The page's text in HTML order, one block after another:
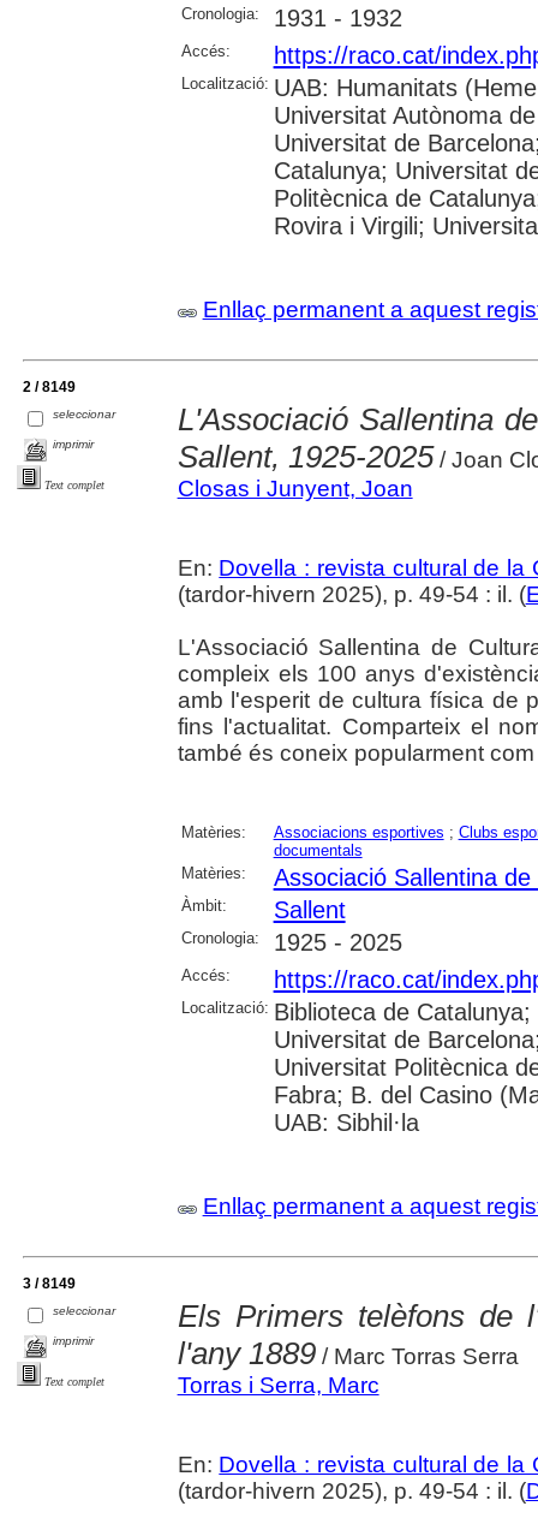
Cronologia: 1931 - 1932
Accés: https://raco.cat/
Localització: UAB: Humanitats
Universitat Autònoma
Universitat de
Catalunya; Universitat
Politècnica de
Rovira i Virgili;
Enllaç permanent a aquest
2 / 8149
seleccionar
imprimir
Text complet
L'Associació Sallentina
Sallent, 1925-2025/ Joan
Closas i Junyent, Joan
En: Dovella : revista cultural de la
(tardor-hivern 2025), p. 49-54 : il. (
L'Associació Sallentina de
compleix els 100 anys
amb l'esperit de cultura física de
fins l'actualitat. Comparteix el
també és coneix popularment
Matèries: Associacions esportives ; Clubs
documentals
Matèries:
Associació Sallentina
Àmbit: Sallent
Cronologia: 1925 - 2025
Accés: https://raco.cat/
Localització: Biblioteca de
Universitat de
Universitat Politècnica
Fabra; B. del Casino
UAB: Sibhil·la
Enllaç permanent a aquest
3 / 8149
seleccionar
imprimir
Text complet
Els Primers telèfons de
l'any 1889/ Marc Torras Serra
Torras i Serra, Marc
En: Dovella : revista cultural de la
(tardor-hivern 2025), p. 49-54 : il. (